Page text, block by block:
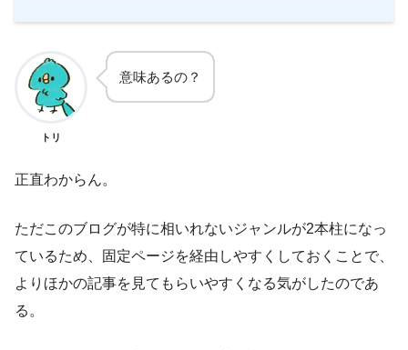
トリ
意味あるの？
正直わからん。
ただこのブログが特に相いれないジャンルが2本柱になっ
ているため、固定ページを経由しやすくしておくことで、
よりほかの記事を見てもらいやすくなる気がしたのであ
る。